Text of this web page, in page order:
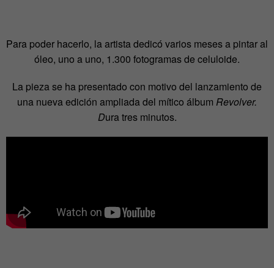
Para poder hacerlo, la artista dedicó varios meses a pintar al
óleo, uno a uno, 1.300 fotogramas de celuloide.
La pieza se ha presentado con motivo del lanzamiento de
una nueva edición ampliada del mítico álbum Revolver.
Dura tres minutos.